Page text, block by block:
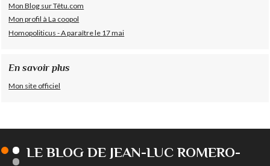
Mon Blog sur Têtu.com
Mon profil à La coopol
Homopoliticus - A paraître le 17 mai
En savoir plus
Mon site officiel
LE BLOG DE JEAN-LUC ROMERO-